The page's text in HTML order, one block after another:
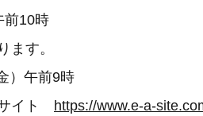
前10時
す。
）午前9時
イト
https://www.e-a-